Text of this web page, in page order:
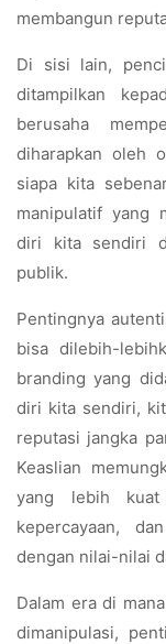
membangun
Di sisi lain,
ditampilkan
berusaha
diharapkan oleh
siapa kita
manipulatif yang
diri kita sendiri
publik.
Pentingnya
bisa dilebih-
branding yang
diri kita sendiri,
reputasi jangka
Keaslian
yang lebih kuat
kepercayaan,
dengan nilai-nilai
Dalam era di
dimanipulasi,